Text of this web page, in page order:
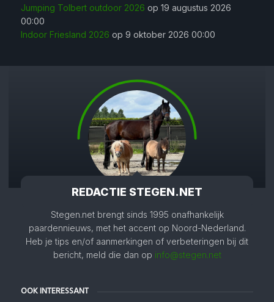
REDACTIE STEGEN.NET
Stegen.net brengt sinds 1995 onafhankelijk
paardennieuws, met het accent op Noord-Nederland.
Heb je tips en/of aanmerkingen of verbeteringen bij dit
bericht, meld die dan op info@stegen.net
OOK INTERESSANT
Jumping Tolbert outdoor 2026 op 19 augustus 2026
00:00
Indoor Friesland 2026 op 9 oktober 2026 00:00